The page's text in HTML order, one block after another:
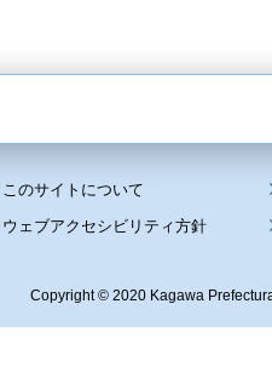
このサイトについて
ウェブアクセシビリティ方針
Copyright © 2020 Kagawa